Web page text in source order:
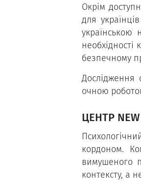
Окрім
для
українською
безпечному
Дослідження
очною
ЦЕНТР
кордоном.
вимушеного
контексту, а